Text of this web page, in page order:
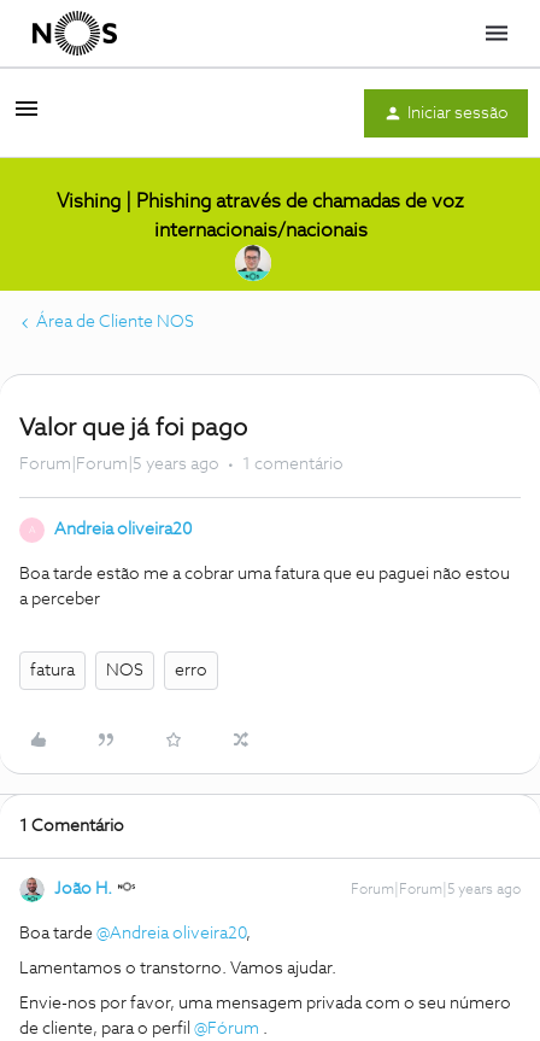
Menu
Iniciar sessão
Vishing | Phishing através de chamadas de voz
internacionais/nacionais
Área de Cliente NOS
Valor que já foi pago
Forum|Forum|5 years ago 1 comentário
A Andreia oliveira20
Boa tarde estão me a cobrar uma fatura que eu paguei não estou
a perceber
fatura NOS erro
1 Comentário
João H. Forum|Forum|5 years ago
Boa tarde @Andreia oliveira20,
Lamentamos o transtorno. Vamos ajudar.
Envie-nos por favor, uma mensagem privada com o seu número
de cliente, para o perfil @Fórum .